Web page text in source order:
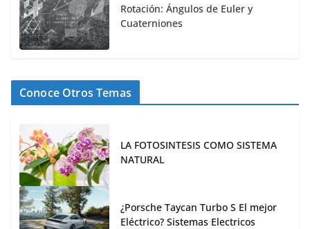
Rotación: Ángulos de Euler y
Cuaterniones
Conoce Otros Temas
LA FOTOSINTESIS COMO SISTEMA
NATURAL
¿Porsche Taycan Turbo S El mejor
Eléctrico? Sistemas Electricos